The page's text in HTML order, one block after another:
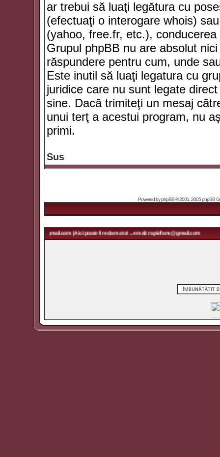
ar trebui să luaţi legătura cu
(efectuaţi o interogare whois)
(yahoo, free.fr, etc.),
Grupul phpBB nu are absolut
răspundere pentru cum, unde
Este inutil să luaţi legatura cu
juridice care nu sunt legate
sine. Dacă trimiteţi un mesaj
unui terţ a acestui program, nu
primi.
Sus
Powered byphpBB© 2001, 2005 phpBB
| Aici poate fi reclama ta! ... email: rapidfans@gmail.com